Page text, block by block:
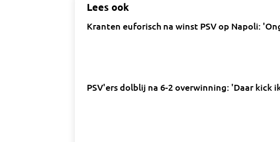
Lees ook
Kranten euforisch na winst PSV op Napoli:
PSV'ers dolblij na 6-2 overwinning: 'Daar kick